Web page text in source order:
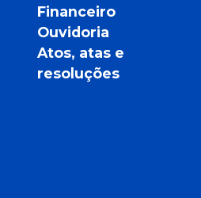
Financeiro
Ouvidoria
Atos, atas e
resoluções